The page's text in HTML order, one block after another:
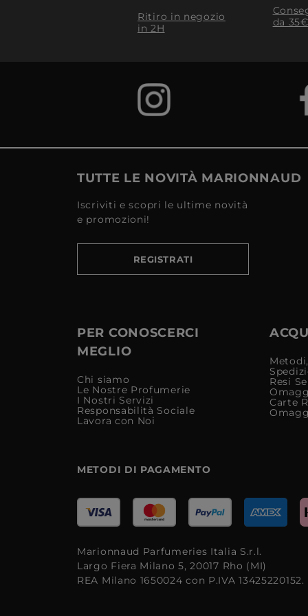
Ritiro in negozio
in 2H
da
TUTTE LE NOVITÀ MARIONNAUD
Iscriviti e scopri le ultime novità
e promozioni!
REGISTRATI
PER CONOSCERCI
MEGLIO
Chi siamo
Le Nostre Profumerie
I Nostri Servizi
Responsabilità Sociale
Lavora con Noi
Resi
Carte
METODI DI PAGAMENTO
Marionnaud Parfumeries Italia S.r.l.
Largo Fiera Milano 5, 20017 Rho (MI)
REA Milano 1650024 con P.IVA 13425220152.